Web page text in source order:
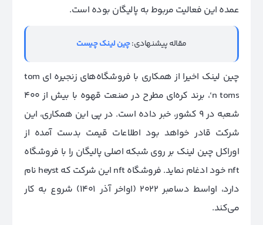
عمده این فعالیت مربوط به پالیگان بوده است.
مقاله پیشنهادی:چین لینک چیست
چین لینک اخیرا از همکاری با فروشگاه‌های زنجیره ای tom
‘n toms، برند کره‌ای مطرح در صنعت قهوه با بیش از 400
شعبه در 9 کشور، خبر داده است. در پی این همکاری، این
شرکت قادر خواهد بود اطلاعات قیمت بدست آمده از
اوراکل چین لینک بر روی شبکه اصلی پالیگان را با فروشگاه
nft خود ادغام نماید. فروشگاه nft این شرکت که heyst نام
دارد، اواسط دسامبر 2022 (اواخر آذر 1401) شروع به کار
می‌کند.